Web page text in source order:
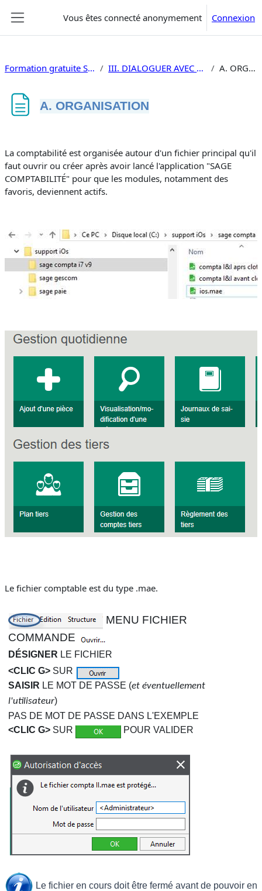
Vous êtes connecté anonymement Connexion
Formation gratuite Sage Comptabilité V8 III. DIALOGUER AVEC SAGE COMPTABILITÉ I7 A. ORGANISATION
A. ORGANISATION
La comptabilité est organisée autour d'un fichier principal qu'il
faut ouvrir ou créer après avoir lancé l'application "SAGE
COMPTABILITÉ" pour que les modules, notamment des
favoris, deviennent actifs.
Le fichier comptable est du type .mae.
MENU FICHIER
COMMANDE
DÉSIGNER LE FICHIER
<CLIC G>SUR
SAISIR LE MOT DE PASSE (et éventuellement
l'utilisateur)
PAS DE MOT DE PASSE DANS L'EXEMPLE
<CLIC G>SUR POUR VALIDER
Le fichier en cours doit être fermé avant de pouvoir en